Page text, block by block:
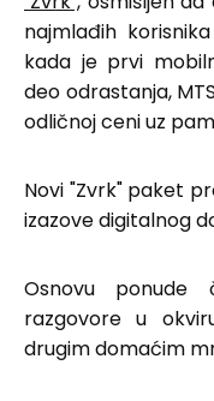
najmlađih
kada je prvi
deo odrastanja,
odličnoj ceni uz
Novi "Zvrk" paket
izazove digitalnog
Osnovu ponude
razgovore u
drugim domaćim